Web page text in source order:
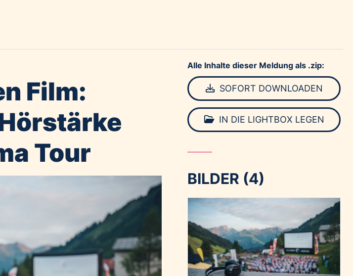
Film:
Tour
Alle Inhalte dieser Meldung als .zip:
SOFORT DOWNLOADEN
IN DIE LIGHTBOX LEGEN
BILDER (4)